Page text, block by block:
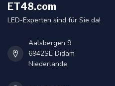
ET48.com
LED-Experten sind für Sie da!
Aalsbergen 9
6942SE Didam
Niederlande